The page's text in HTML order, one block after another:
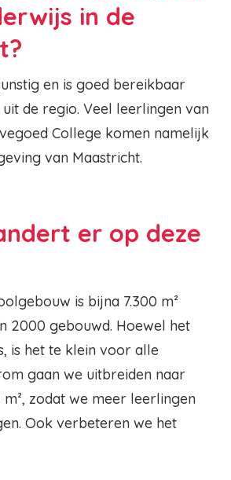
in de
en is goed bereikbaar
de regio. Veel leerlingen van
College komen namelijk
van Maastricht.
er op deze
is bijna 7.300 m²
2000 gebouwd. Hoewel het
is het te klein voor alle
gaan we uitbreiden naar
zodat we meer leerlingen
Ook verbeteren we het